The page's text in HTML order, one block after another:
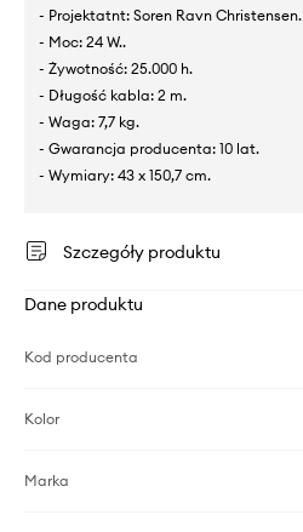
- Projektatnt: Soren Ravn Christensen.
- Moc: 24 W..
- Żywotność: 25.000 h.
- Długość kabla: 2 m.
- Waga: 7,7 kg.
- Gwarancja producenta: 10 lat.
- Wymiary: 43 x 150,7 cm.
Szczegóły produktu
Dane produktu
Kod producenta
Kolor
Marka